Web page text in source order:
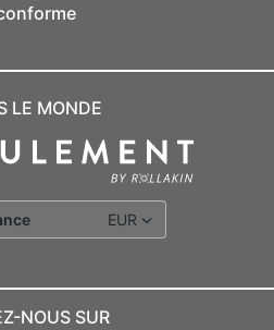
LE MONDE
EUR
NOUS SUR